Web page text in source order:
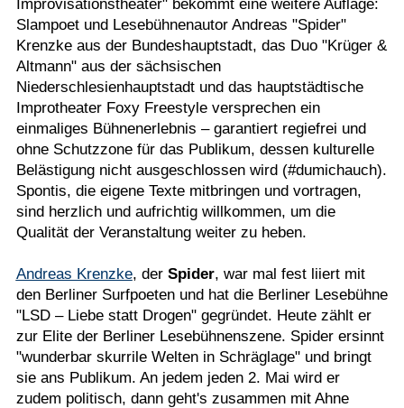
Improvisationstheater" bekommt eine weitere Auflage:
Slampoet und Lesebühnenautor Andreas "Spider"
Krenzke aus der Bundeshauptstadt, das Duo "Krüger &
Altmann" aus der sächsischen
Niederschlesienhauptstadt und das hauptstädtische
Improtheater Foxy Freestyle versprechen ein
einmaliges Bühnenerlebnis – garantiert regiefrei und
ohne Schutzzone für das Publikum, dessen kulturelle
Belästigung nicht ausgeschlossen wird (#dumichauch).
Spontis, die eigene Texte mitbringen und vortragen,
sind herzlich und aufrichtig willkommen, um die
Qualität der Veranstaltung weiter zu heben.
Andreas Krenzke, der Spider, war mal fest liiert mit
den Berliner Surfpoeten und hat die Berliner Lesebühne
"LSD – Liebe statt Drogen" gegründet. Heute zählt er
zur Elite der Berliner Lesebühnenszene. Spider ersinnt
"wunderbar skurrile Welten in Schräglage" und bringt
sie ans Publikum. An jedem jeden 2. Mai wird er
zudem politisch, dann geht's zusammen mit Ahne